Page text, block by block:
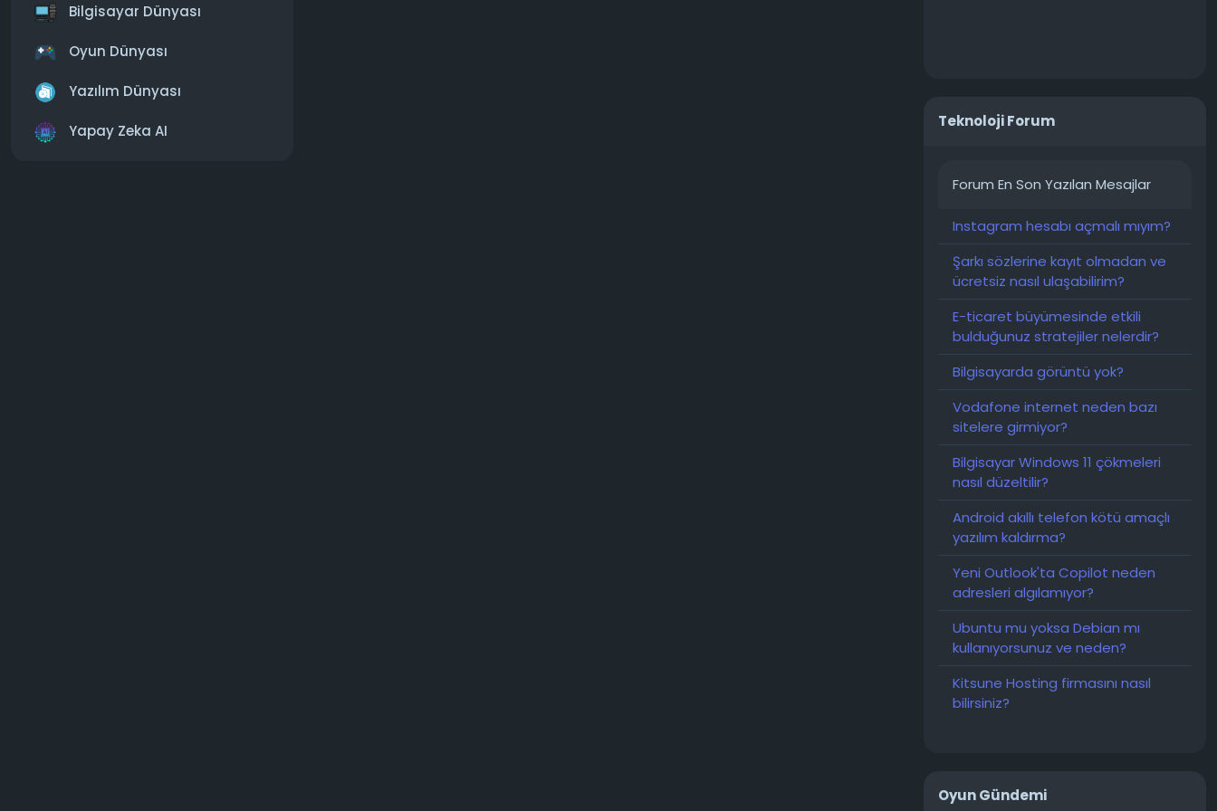
Bilgisayar Dünyası
Oyun Dünyası
Yazılım Dünyası
Yapay Zeka AI
Teknoloji Forum
Forum En Son Yazılan Mesajlar
Instagram hesabı açmalı mıyım?
Şarkı sözlerine kayıt olmadan ve
ücretsiz nasıl ulaşabilirim?
E-ticaret büyümesinde etkili
bulduğunuz stratejiler nelerdir?
Bilgisayarda görüntü yok?
Vodafone internet neden bazı
sitelere girmiyor?
Bilgisayar Windows 11 çökmeleri
nasıl düzeltilir?
Android akıllı telefon kötü amaçlı
yazılım kaldırma?
Yeni Outlook'ta Copilot neden
adresleri algılamıyor?
Ubuntu mu yoksa Debian mı
kullanıyorsunuz ve neden?
Kitsune Hosting firmasını nasıl
bilirsiniz?
Oyun Gündemi